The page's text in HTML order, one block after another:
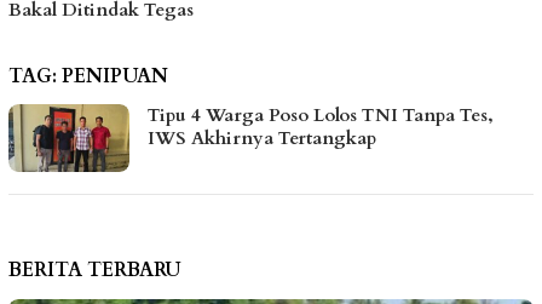
TAG: PENIPUAN
Tipu 4 Warga Poso Lolos TNI Tanpa Tes,
IWS Akhirnya Tertangkap
BERITA TERBARU